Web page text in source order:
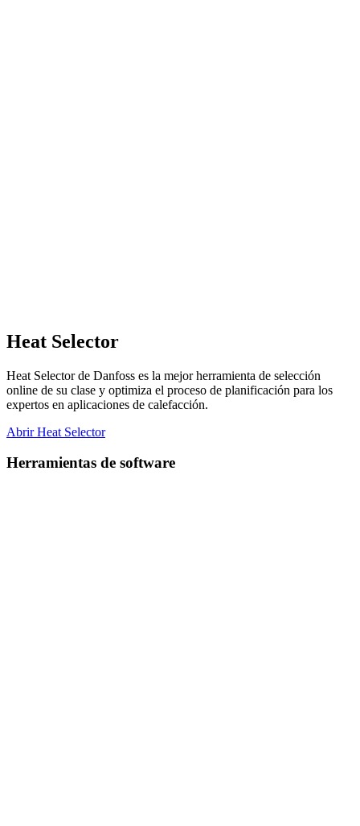
Heat Selector
Heat Selector de Danfoss es la mejor herramienta de selección
online de su clase y optimiza el proceso de planificación para los
expertos en aplicaciones de calefacción.
Abrir Heat Selector
Herramientas de software